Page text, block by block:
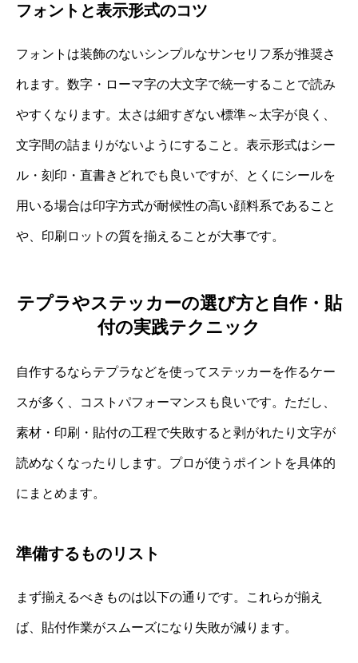
フォントと表示形式のコツ
フォントは装飾のないシンプルなサンセリフ系が推奨さ
れます。数字・ローマ字の大文字で統一することで読み
やすくなります。太さは細すぎない標準～太字が良く、
文字間の詰まりがないようにすること。表示形式はシー
ル・刻印・直書きどれでも良いですが、とくにシールを
用いる場合は印字方式が耐候性の高い顔料系であること
や、印刷ロットの質を揃えることが大事です。
テプラやステッカーの選び方と自作・貼
付の実践テクニック
自作するならテプラなどを使ってステッカーを作るケー
スが多く、コストパフォーマンスも良いです。ただし、
素材・印刷・貼付の工程で失敗すると剥がれたり文字が
読めなくなったりします。プロが使うポイントを具体的
にまとめます。
準備するものリスト
まず揃えるべきものは以下の通りです。これらが揃え
ば、貼付作業がスムーズになり失敗が減ります。